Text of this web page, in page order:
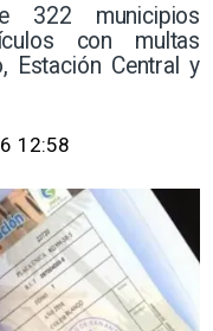
322 municipios
con multas
Estación Central y
12:58